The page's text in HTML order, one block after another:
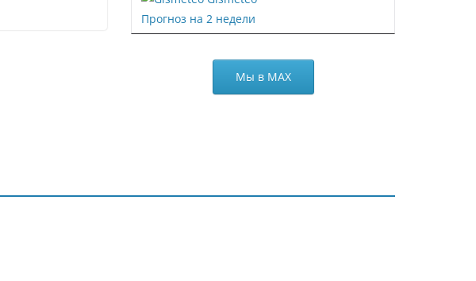
Прогноз на 2 недели
Мы в МАХ